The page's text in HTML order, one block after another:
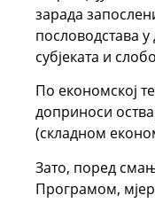
зарада
пословодстава
субјеката и
По економској
доприноси
(складном
Зато, поред
Програмом,